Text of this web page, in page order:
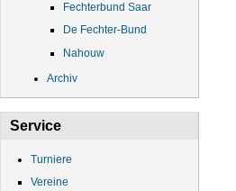
Fechterbund Saar
De Fechter-Bund
Nahouw
Archiv
Service
Turniere
Vereine